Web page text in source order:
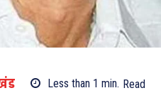
Less than 1 min. Read